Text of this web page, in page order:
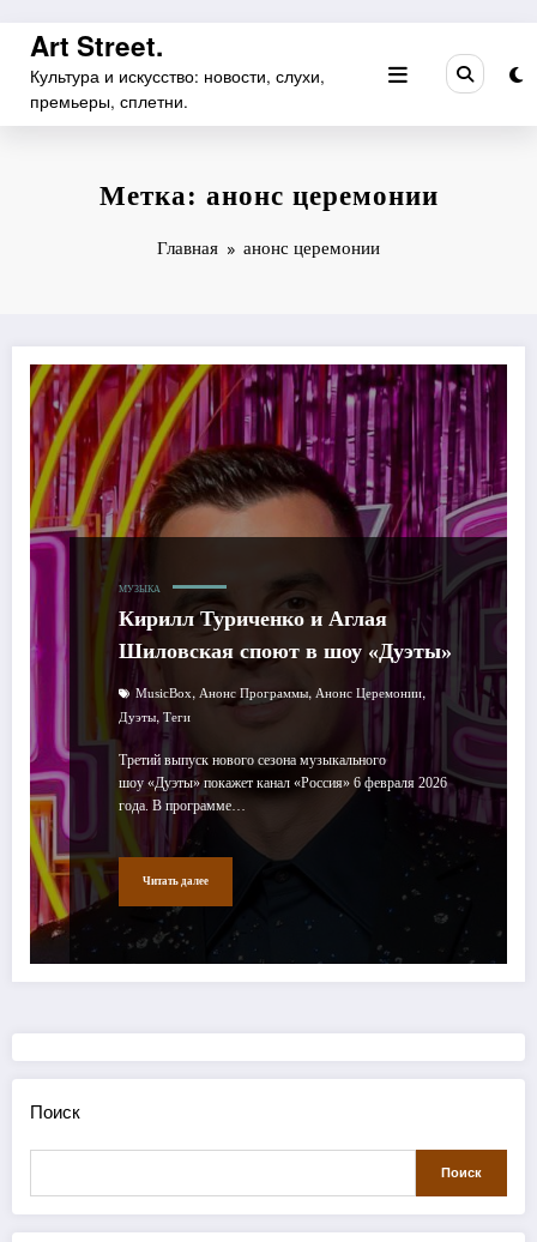
Перейти
содержимому
Art Street.
Культура и искусство: новости, слухи,
премьеры, сплетни.
Метка: анонс церемонии
Главная анонс церемонии
МУЗЫКА
Кирилл Туриченко и Аглая
Шиловская споют в шоу «Дуэты»
MusicBox, Анонс Программы, Анонс Церемонии,
Дуэты, Теги
Третий выпуск нового сезона музыкального
шоу «Дуэты» покажет канал «Россия» 6 февраля 2026
года. В программе…
Читать далее
Поиск
Поиск